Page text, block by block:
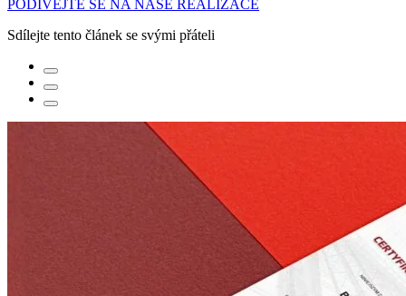
PODÍVEJTE SE NA NAŠE REALIZACE
Sdílejte tento článek se svými přáteli